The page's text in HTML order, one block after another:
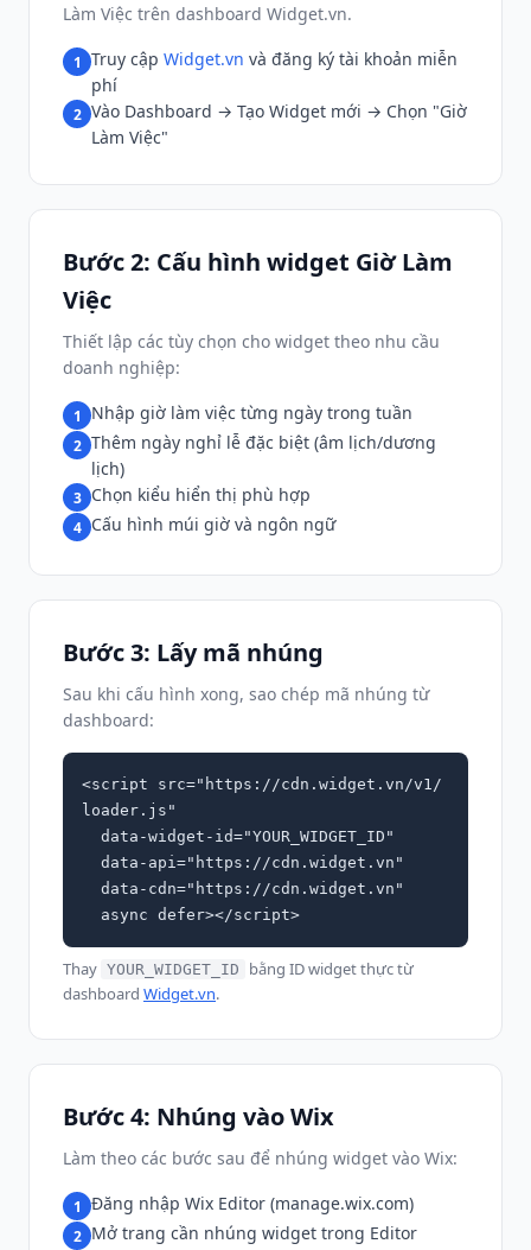
Làm Việc trên dashboard Widget.vn.
1 Truy cập Widget.vn và đăng ký tài khoản miễn
phí
2 Vào Dashboard → Tạo Widget mới → Chọn "Giờ
Làm Việc"
Bước 2: Cấu hình widget Giờ Làm
Việc
Thiết lập các tùy chọn cho widget theo nhu cầu
doanh nghiệp:
1 Nhập giờ làm việc từng ngày trong tuần
2 Thêm ngày nghỉ lễ đặc biệt (âm lịch/dương
lịch)
3 Chọn kiểu hiển thị phù hợp
4 Cấu hình múi giờ và ngôn ngữ
Bước 3: Lấy mã nhúng
Sau khi cấu hình xong, sao chép mã nhúng từ
dashboard:
<script src="https://cdn.widget.vn/v1/
loader.js"
  async defer></script>
Thay YOUR_WIDGET_ID
bằng ID widget thực từ
dashboard Widget.vn.
Bước 4: Nhúng vào Wix
Làm theo các bước sau để nhúng widget vào Wix:
1 Đăng nhập Wix Editor (manage.wix.com)
2 Mở trang cần nhúng widget trong Editor